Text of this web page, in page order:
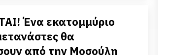
Ένα εκατομμύριο
θα
από την Μοσούλη